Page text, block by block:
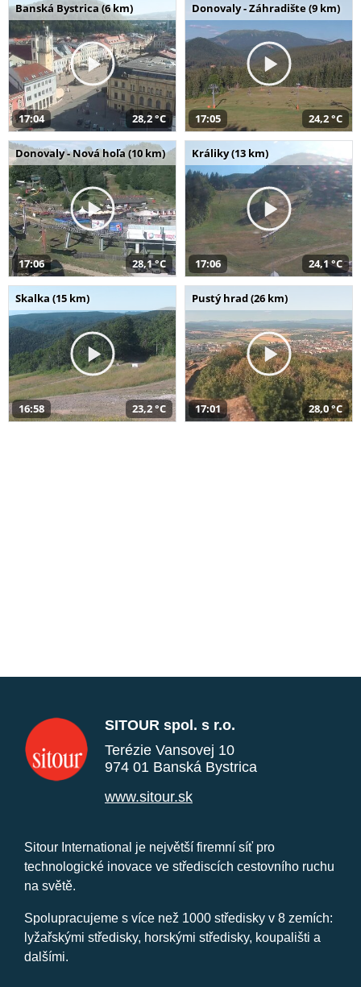
Banská Bystrica (6 km)
17:04 28,2 °C
Donovaly - Záhradište (9 km)
17:05 24,2 °C
Donovaly - Nová hoľa (10 km)
17:06 28,1 °C
Králiky (13 km)
17:06 24,1 °C
Skalka (15 km)
16:58 23,2 °C
Pustý hrad (26 km)
17:01 28,0 °C
SITOUR spol. s r.o.
Terézie Vansovej 10
974 01 Banská Bystrica
www.sitour.sk
Sitour International je největší firemní síť pro
technologické inovace ve střediscích cestovního ruchu
na světě.
Spolupracujeme s více než 1000 středisky v 8 zemích:
lyžařskými středisky, horskými středisky, koupališti a
dalšími.